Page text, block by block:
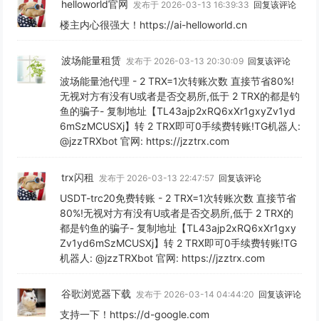
helloworld官网 发布于 2026-03-13 16:39:33 回复该评论
楼主内心很强大！https://ai-helloworld.cn
波场能量租赁 发布于 2026-03-13 20:30:09 回复该评论
波场能量池代理 - 2 TRX=1次转账次数 直接节省80%!
无视对方有没有U或者是否交易所,低于 2 TRX的都是钓
鱼的骗子- 复制地址【TL43ajp2xRQ6xXr1gxyZv1yd
6mSzMCUSXj】转 2 TRX即可0手续费转账!TG机器人:
@jzzTRXbot 官网: https://jzztrx.com
trx闪租 发布于 2026-03-13 22:47:57 回复该评论
USDT-trc20免费转账 - 2 TRX=1次转账次数 直接节省
80%!无视对方有没有U或者是否交易所,低于 2 TRX的
都是钓鱼的骗子- 复制地址【TL43ajp2xRQ6xXr1gxy
Zv1yd6mSzMCUSXj】转 2 TRX即可0手续费转账!TG
机器人: @jzzTRXbot 官网: https://jzztrx.com
谷歌浏览器下载 发布于 2026-03-14 04:44:20 回复该评论
支持一下！https://d-google.com